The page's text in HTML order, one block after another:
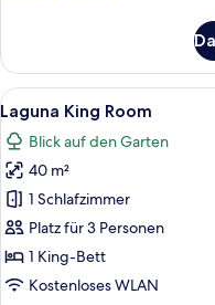
King
Room
Alle
Fotos
für
Laguna
King
Room
anzeigen
14
Laguna King Room
Blick auf den Garten
40 m²
1 Schlafzimmer
Platz für 3 Personen
1 King-Bett
Kostenloses WLAN